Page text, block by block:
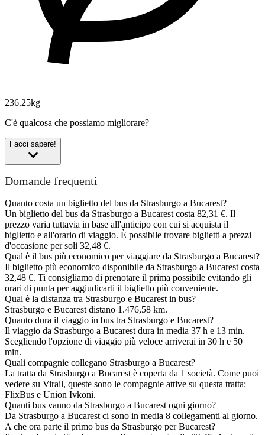
236.25kg
C'è qualcosa che possiamo migliorare?
Facci sapere!
Domande frequenti
Quanto costa un biglietto del bus da Strasburgo a Bucarest?
Un biglietto del bus da Strasburgo a Bucarest costa 82,31 €. Il
prezzo varia tuttavia in base all'anticipo con cui si acquista il
biglietto e all'orario di viaggio. È possibile trovare biglietti a prezzi
d'occasione per soli 32,48 €.
Qual è il bus più economico per viaggiare da Strasburgo a Bucarest?
Il biglietto più economico disponibile da Strasburgo a Bucarest costa
32,48 €. Ti consigliamo di prenotare il prima possibile evitando gli
orari di punta per aggiudicarti il biglietto più conveniente.
Qual è la distanza tra Strasburgo e Bucarest in bus?
Strasburgo e Bucarest distano 1.476,58 km.
Quanto dura il viaggio in bus tra Strasburgo e Bucarest?
Il viaggio da Strasburgo a Bucarest dura in media 37 h e 13 min.
Scegliendo l'opzione di viaggio più veloce arriverai in 30 h e 50
min.
Quali compagnie collegano Strasburgo a Bucarest?
La tratta da Strasburgo a Bucarest è coperta da 1 società. Come puoi
vedere su Virail, queste sono le compagnie attive su questa tratta:
FlixBus e Union Ivkoni.
Quanti bus vanno da Strasburgo a Bucarest ogni giorno?
Da Strasburgo a Bucarest ci sono in media 8 collegamenti al giorno.
A che ora parte il primo bus da Strasburgo per Bucarest?